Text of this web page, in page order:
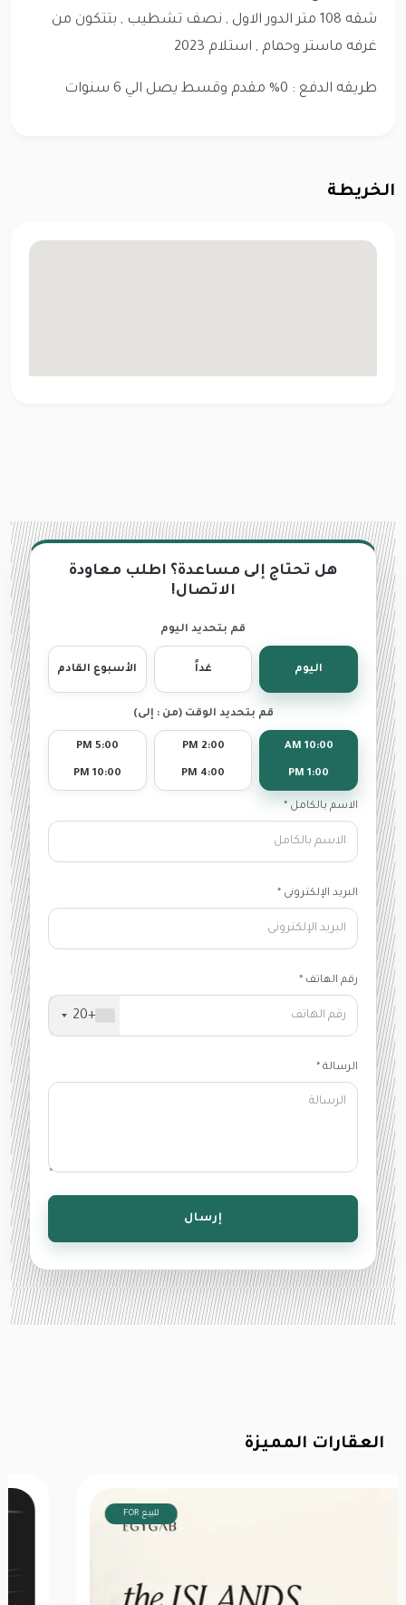
شقه 108 متر الدور الاول , نصف تشطيب , بتتكون من
غرفه ماستر وحمام , استلام 2023
طريقه الدفع : 0% مقدم وقسط يصل الي 6 سنوات
الخريطة
هل تحتاج إلى مساعدة؟ اطلب معاودة
الاتصال!
قم بتحديد اليوم
اليوم غداً الأسبوع القادم
قم بتحديد الوقت (من : إلى)
10:00 AM
1:00 PM
2:00 PM
4:00 PM
5:00 PM
10:00 PM
الاسم بالكامل *
البريد الإلكترونى *
رقم الهاتف *
+20
الرسالة *
إرسال
العقارات المميزة
FOR للبيع